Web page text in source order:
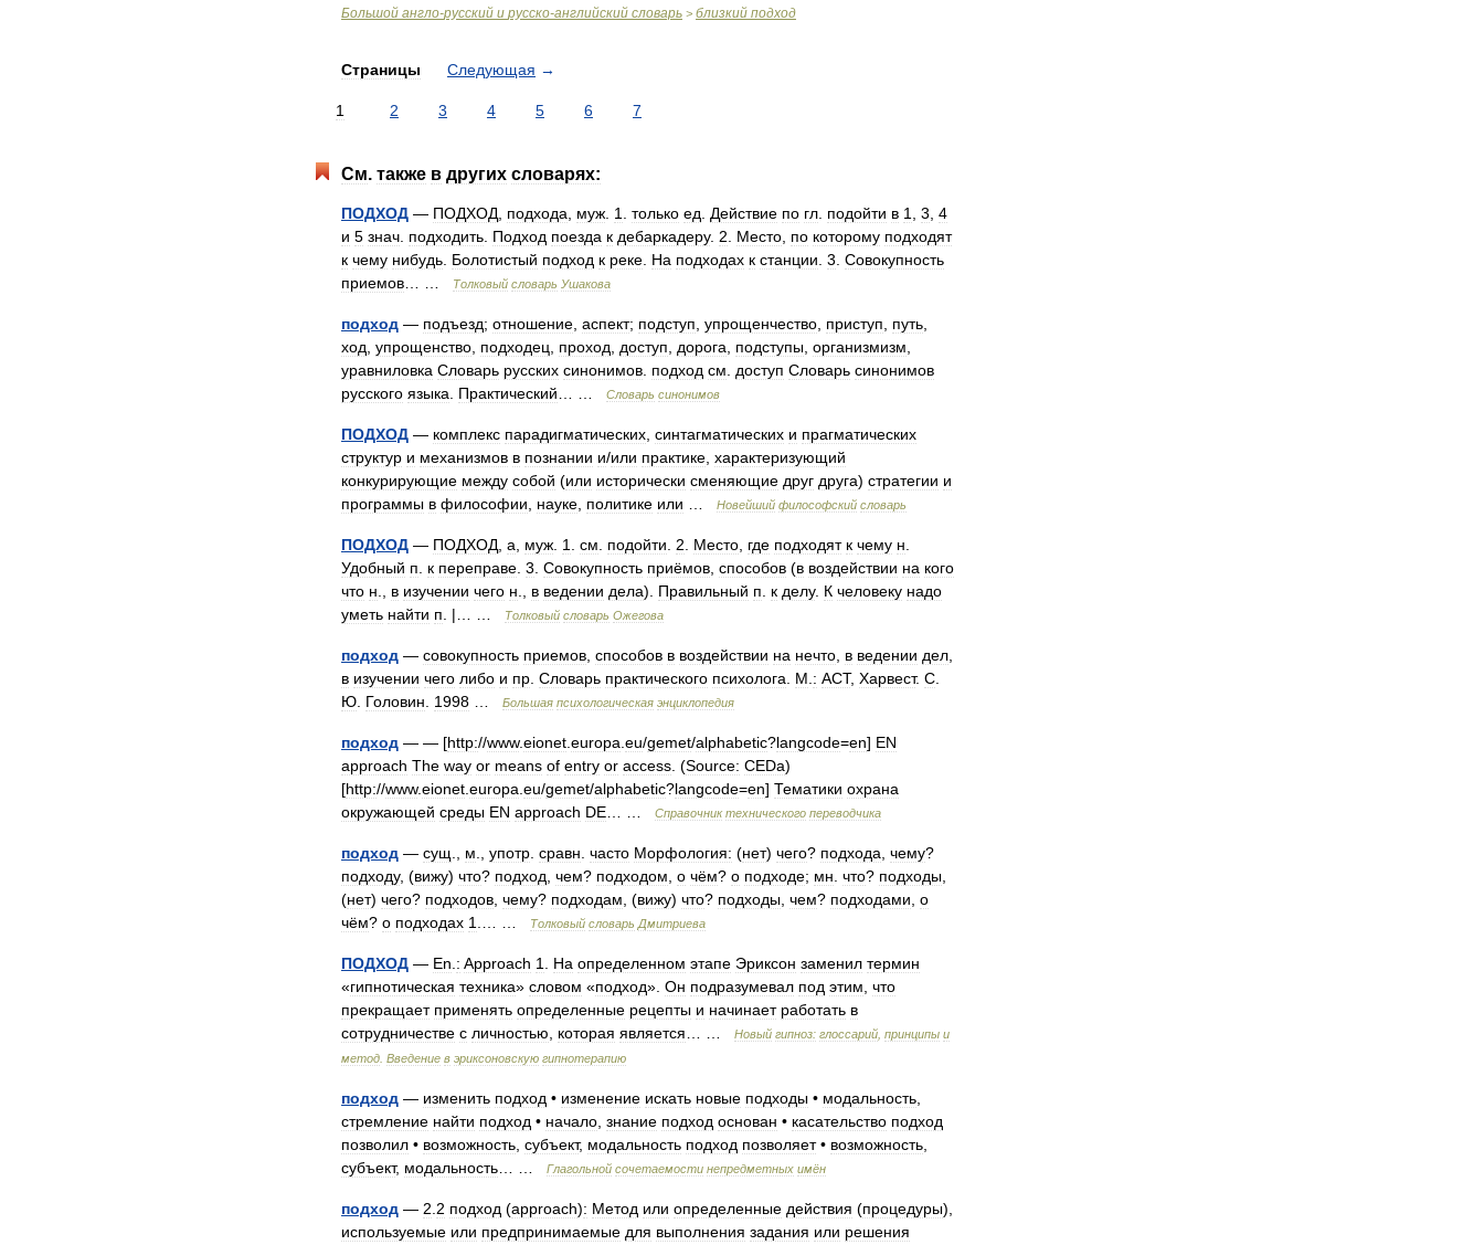
Большой англо-русский и русско-английский словарь > близкий подход
Страницы Следующая →
1 2 3 4 5 6 7
См. также в других словарях:
ПОДХОД — ПОДХОД подхода муж 1 только ед Действие по гл подойти в 1 3 4
и 5 знач подходить Подход поезда к дебаркадеру. 2 Место по которому подходят
к чему нибудь Болотистый подход к реке На подходах к станции 3 Совокупность
приемов
Толковый словарь Ушакова
подход — подъезд; отношение аспект; подступ упрощенчество приступ путь
ход упрощенство подходец проход доступ дорога подступы организмизм
уравниловка Словарь русских синонимов подход см доступ Словарь синонимов
русского языка Практический Словарь синонимов
ПОДХОД — комплекс парадигматических синтагматических и прагматических
структур и механизмов в познании и/или практике характеризующий
конкурирующие между собой (или исторически сменяющие друг друга) стратегии и
программы в философии науке политике или Новейший философский словарь
ПОДХОД — ПОДХОД а муж 1 см подойти 2 Место где подходят к чему н
Удобный п к переправе 3 Совокупность приёмов способов (в воздействии на кого
что н в изучении чего н в ведении дела). Правильный п к делу. К человеку надо
уметь найти п . |… … Толковый словарь Ожегова
подход — совокупность приемов способов в воздействии на нечто в ведении дел
в изучении чего либо и пр Словарь практического психолога М : АСТ, Харвест. С
Ю Головин 1998 Большая психологическая энциклопедия
подход — — [http://www.eionet europa eu/gemet/alphabetic?langcode=en] EN
approach The way or means of entry or access . (Source: CEDa)
[http://www.eionet europa eu/gemet/alphabetic?langcode=en] Тематики охрана
окружающей среды EN approach DE Справочник технического переводчика
подход — сущ м употр сравн часто Морфология: (нет) чего? подхода чему?
подходу, (вижу) что? подход чем? подходом о чём? о подходе; мн что? подходы
(нет) чего? подходов чему? подходам , (вижу) что? подходы чем? подходами о
чём? о подходах 1 Толковый словарь Дмитриева
ПОДХОД — En : Approach 1 На определенном этапе Эриксон заменил термин
«гипнотическая техника» словом «подход». Он подразумевал под этим что
прекращает применять определенные рецепты и начинает работать в
сотрудничестве с личностью которая является Новый гипноз: глоссарий принципы и
метод Введение в эриксоновскую гипнотерапию
подход — изменить подход • изменение искать новые подходы • модальность
стремление найти подход • начало знание подход основан • касательство подход
позволил • возможность субъект, модальность подход позволяет• возможность
субъект, модальность Глагольной сочетаемости непредметных имён
подход — 2 2 подход (approach): Метод или определенные действия (процедуры),
используемые или предпринимаемые для выполнения задания или решения